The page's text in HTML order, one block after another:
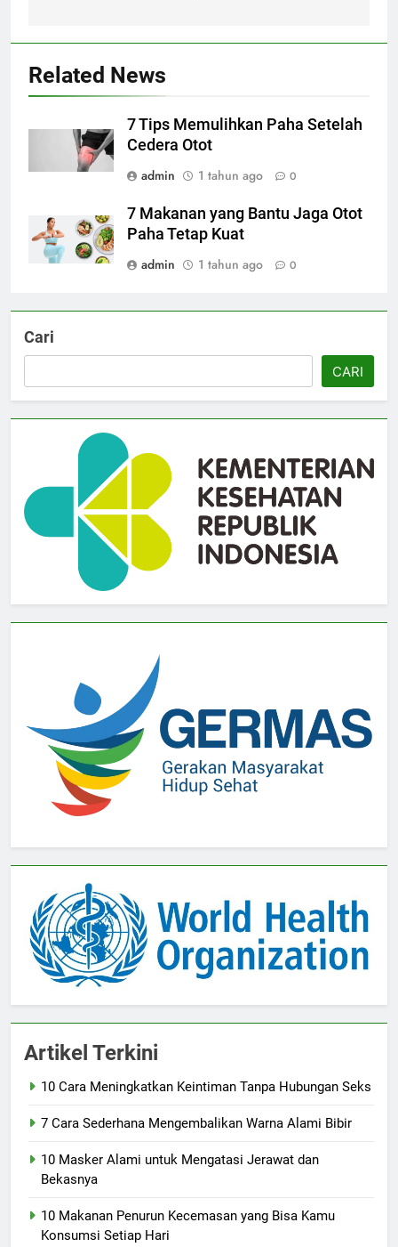
Related News
7 Tips Memulihkan Paha Setelah
Cedera Otot
admin
1 tahun ago 0
7 Makanan yang Bantu Jaga Otot
Paha Tetap Kuat
admin
1 tahun ago 0
Cari
CARI
Artikel Terkini
10 Cara Meningkatkan Keintiman Tanpa Hubungan Seks
7 Cara Sederhana Mengembalikan Warna Alami Bibir
10 Masker Alami untuk Mengatasi Jerawat dan
Bekasnya
10 Makanan Penurun Kecemasan yang Bisa Kamu
Konsumsi Setiap Hari